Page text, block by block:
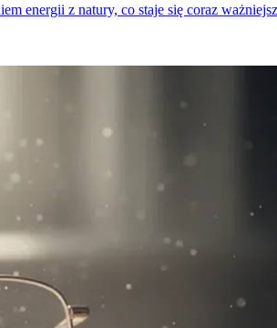
energii z natury, co staje się coraz